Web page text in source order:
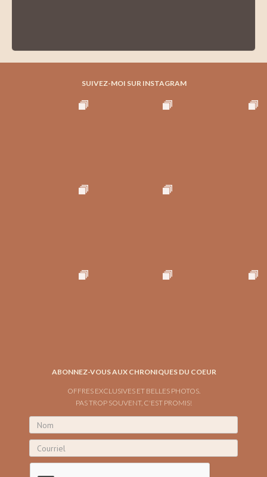
SUIVEZ-MOI SUR INSTAGRAM
ABONNEZ-VOUS AUX CHRONIQUES DU COEUR
OFFRES EXCLUSIVES ET BELLES PHOTOS.
PAS TROP SOUVENT, C'EST PROMIS!